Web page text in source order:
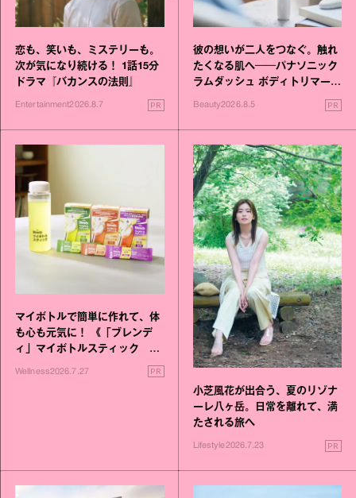
恋も、笑いも、ミステリーも。
次が気になり続ける！ 1話15分
ドラマ『バカンスの法則』
Entertainment2026.8.7 PR
彼の想いが二人をつなぐ。触れ
たくなる肌へ──パナソニック
ラムダッシュ ボディトリマーが
Beauty2026.8.5 PR
マイボトルで簡単に作れて、体
も心も元気に！ 《「ブレンデ
ィ」マイボトルスティック い
いこと毎日》シリーズが誕生
Wellness2026.7.27 PR
小芝風花が出合う、夏のリゾナ
ーレ八ヶ岳。日常を離れて、満
たされる旅へ
Lifestyle2026.7.23 PR